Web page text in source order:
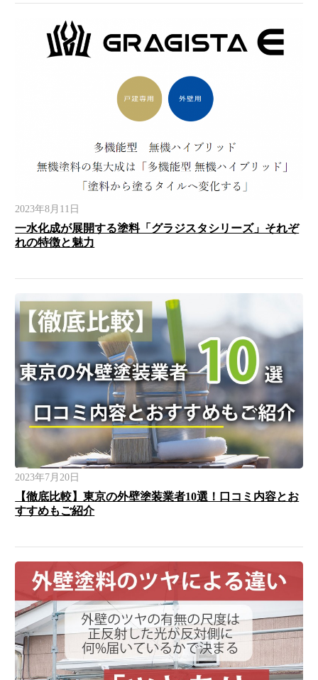
2023年8月11日
一水化成が展開する塗料「グラジスタシリーズ」それぞ
れの特徴と魅力
2023年7月20日
【徹底比較】東京の外壁塗装業者10選！口コミ内容とお
すすめもご紹介